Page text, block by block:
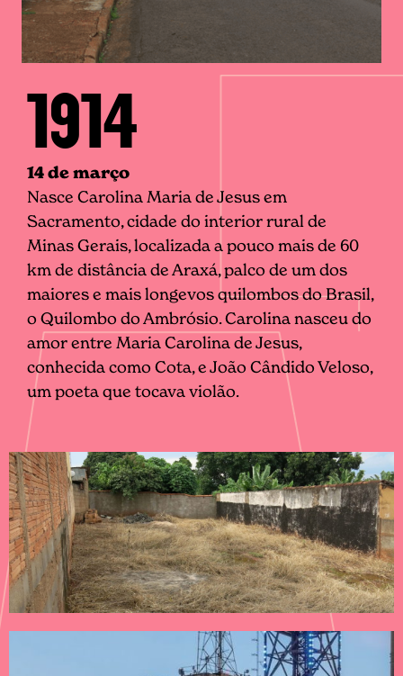
1914
14 de março
Nasce Carolina Maria de Jesus em
Sacramento, cidade do interior rural de
Minas Gerais, localizada a pouco mais de 60
km de distância de Araxá, palco de um dos
maiores e mais longevos quilombos do Brasil,
o Quilombo do Ambrósio. Carolina nasceu do
amor entre Maria Carolina de Jesus,
conhecida como Cota, e João Cândido Veloso,
um poeta que tocava violão.